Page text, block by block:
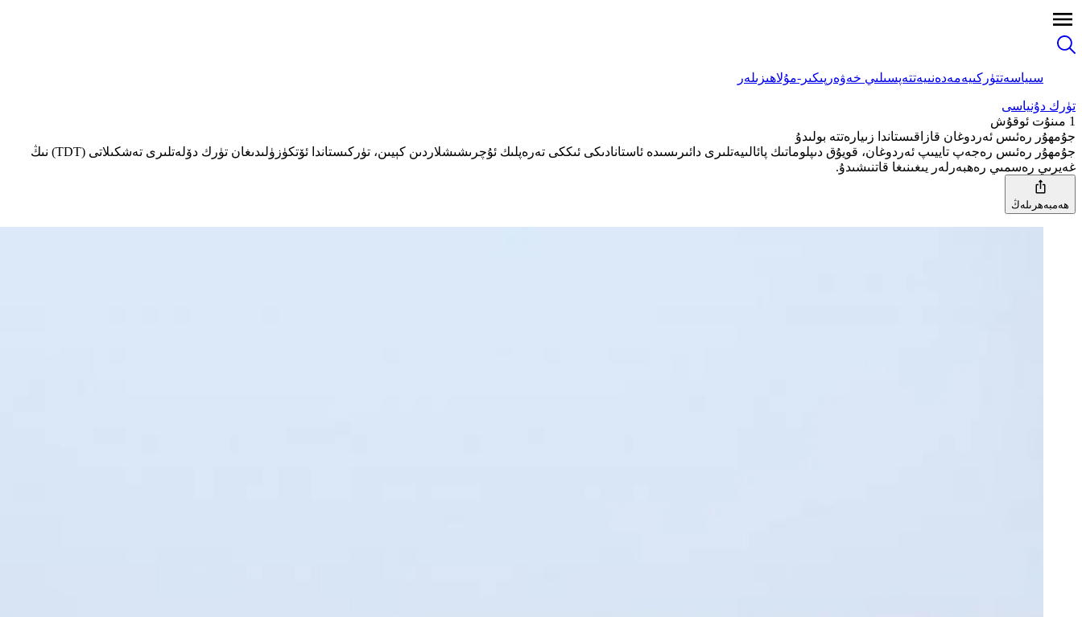
سىياسەتتۈركىيەمەدەنىيەتتەپسىلىي خەۋەر پىكىر-مۇلاھىزىلەر
تۈرك دۇنياسى
1 مىنۇت ئوقۇش
جۇمھۇر رەئىس ئەردوغان قازاقىستاندا زىيارەتتە بولىدۇ
جۇمھۇر رەئىس رەجەپ تاييىپ ئەردوغان، قويۇق دىپلوماتىك پائالىيەتلىرى دائىرىسىدە ئاستانادىكى ئىككى تەرەپلىك ئۇچرىشىشلاردىن كېيىن، تۈركىستاندا ئۆتكۈزۈلىدىغان تۈرك دۆلەتلىرى تەشكىلاتى (TDT) نىڭ
غەيرىي رەسمىي رەھبەرلەر يىغىنىغا قاتنىشىدۇ.
ھەمبەھرىلەڭ